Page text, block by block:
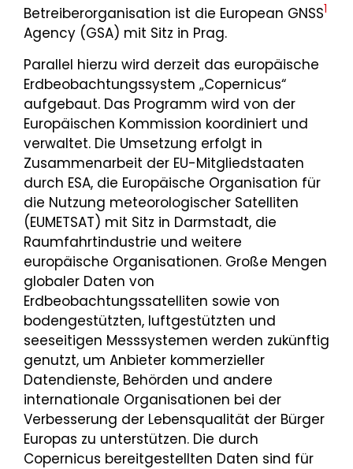
Betreiberorganisation ist die European GNSS1
Agency (GSA) mit Sitz in Prag.
Parallel hierzu wird derzeit das europäische
Erdbeobachtungssystem „Copernicus“
aufgebaut. Das Programm wird von der
Europäischen Kommission koordiniert und
verwaltet. Die Umsetzung erfolgt in
Zusammenarbeit der EU-Mitgliedstaaten
durch ESA, die Europäische Organisation für
die Nutzung meteorologischer Satelliten
(EUMETSAT) mit Sitz in Darmstadt, die
Raumfahrtindustrie und weitere
europäische Organisationen. Große Mengen
globaler Daten von
Erdbeobachtungssatelliten sowie von
bodengestützten, luftgestützten und
seeseitigen Messsystemen werden zukünftig
genutzt, um Anbieter kommerzieller
Datendienste, Behörden und andere
internationale Organisationen bei der
Verbesserung der Lebensqualität der Bürger
Europas zu unterstützen. Die durch
Copernicus bereitgestellten Daten sind für